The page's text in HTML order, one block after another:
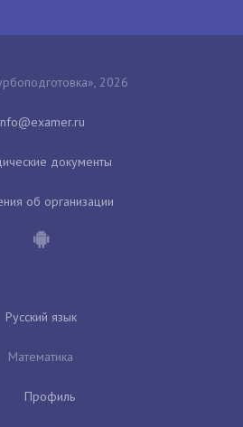
2026
документы
об организации
Русский язык
Математика
Профиль